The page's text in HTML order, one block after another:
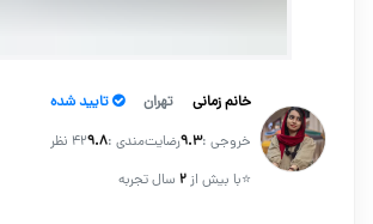
خانم زمانی تهران تایید شده
خروجی :۹.۳رضایت‌مندی :۹.۸42 نظر
⭐با بیش از۲ سال تجربه